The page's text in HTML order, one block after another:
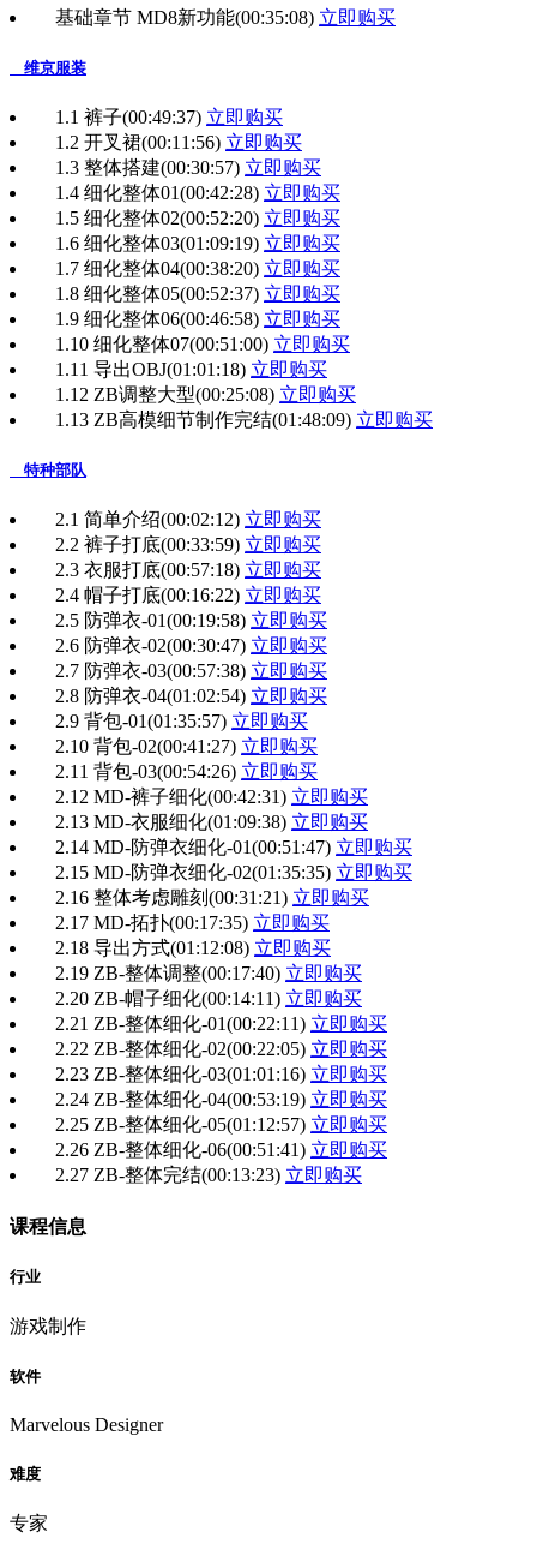
基础章节 MD8新功能(00:35:08) 立即购买
维京服装
1.1 裤子(00:49:37) 立即购买
1.2 开叉裙(00:11:56) 立即购买
1.3 整体搭建(00:30:57) 立即购买
1.4 细化整体01(00:42:28) 立即购买
1.5 细化整体02(00:52:20) 立即购买
1.6 细化整体03(01:09:19) 立即购买
1.7 细化整体04(00:38:20) 立即购买
1.8 细化整体05(00:52:37) 立即购买
1.9 细化整体06(00:46:58) 立即购买
1.10 细化整体07(00:51:00) 立即购买
1.11 导出OBJ(01:01:18) 立即购买
1.12 ZB调整大型(00:25:08) 立即购买
1.13 ZB高模细节制作完结(01:48:09) 立即购买
特种部队
2.1 简单介绍(00:02:12) 立即购买
2.2 裤子打底(00:33:59) 立即购买
2.3 衣服打底(00:57:18) 立即购买
2.4 帽子打底(00:16:22) 立即购买
2.5 防弹衣-01(00:19:58) 立即购买
2.6 防弹衣-02(00:30:47) 立即购买
2.7 防弹衣-03(00:57:38) 立即购买
2.8 防弹衣-04(01:02:54) 立即购买
2.9 背包-01(01:35:57) 立即购买
2.10 背包-02(00:41:27) 立即购买
2.11 背包-03(00:54:26) 立即购买
2.12 MD-裤子细化(00:42:31) 立即购买
2.13 MD-衣服细化(01:09:38) 立即购买
2.14 MD-防弹衣细化-01(00:51:47) 立即购买
2.15 MD-防弹衣细化-02(01:35:35) 立即购买
2.16 整体考虑雕刻 (00:31:21) 立即购买
2.17 MD-拓扑(00:17:35) 立即购买
2.18 导出方式(01:12:08) 立即购买
2.19 ZB-整体调整(00:17:40) 立即购买
2.20 ZB-帽子细化(00:14:11) 立即购买
2.21 ZB-整体细化-01(00:22:11) 立即购买
2.22 ZB-整体细化-02(00:22:05) 立即购买
2.23 ZB-整体细化-03(01:01:16) 立即购买
2.24 ZB-整体细化-04(00:53:19) 立即购买
2.25 ZB-整体细化-05(01:12:57) 立即购买
2.26 ZB-整体细化-06(00:51:41) 立即购买
2.27 ZB-整体完结(00:13:23) 立即购买
课程信息
行业
游戏制作
软件
Marvelous Designer
难度
专家